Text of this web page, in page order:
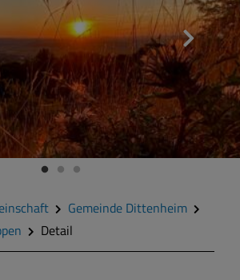
Gemeinde Dittenheim
Detail